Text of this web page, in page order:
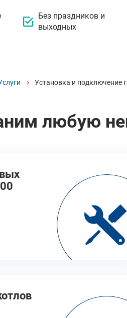
Без праздников и
выходных
Установка и подключение
любую